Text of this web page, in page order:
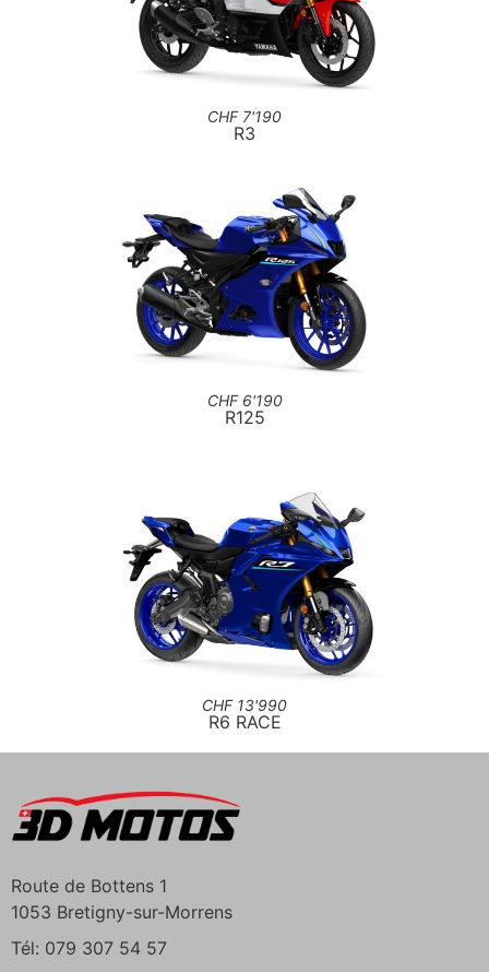
CHF 7'190
R3
CHF 6'190
R125
CHF 13'990
R6 RACE
Route de Bottens 1
1053 Bretigny-sur-Morrens
Tél: 079 307 54 57